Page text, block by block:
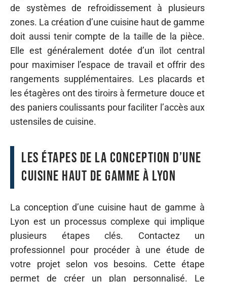
de systèmes de refroidissement à plusieurs
zones. La création d’une cuisine haut de gamme
doit aussi tenir compte de la taille de la pièce.
Elle est généralement dotée d’un îlot central
pour maximiser l’espace de travail et offrir des
rangements supplémentaires. Les placards et
les étagères ont des tiroirs à fermeture douce et
des paniers coulissants pour faciliter l’accès aux
ustensiles de cuisine.
Les étapes de la conception d’une
cuisine haut de gamme à Lyon
La conception d’une cuisine haut de gamme à
Lyon est un processus complexe qui implique
plusieurs étapes clés. Contactez un
professionnel pour procéder à une étude de
votre projet selon vos besoins. Cette étape
permet de créer un plan personnalisé. Le